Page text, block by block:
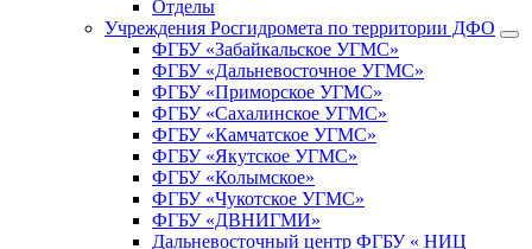
Отделы
Учреждения Росгидромета по территории ДФО
ФГБУ «Забайкальское УГМС»
ФГБУ «Дальневосточное УГМС»
ФГБУ «Приморское УГМС»
ФГБУ «Сахалинское УГМС»
ФГБУ «Камчатское УГМС»
ФГБУ «Якутское УГМС»
ФГБУ «Колымское»
ФГБУ «Чукотское УГМС»
ФГБУ «ДВНИГМИ»
Дальневосточный центр ФГБУ « НИЦ